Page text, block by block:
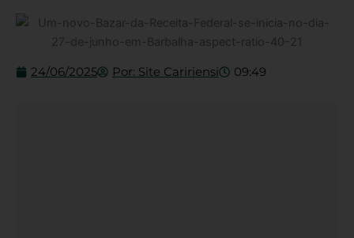
24/06/2025 Por: Site Caririensi 09:49